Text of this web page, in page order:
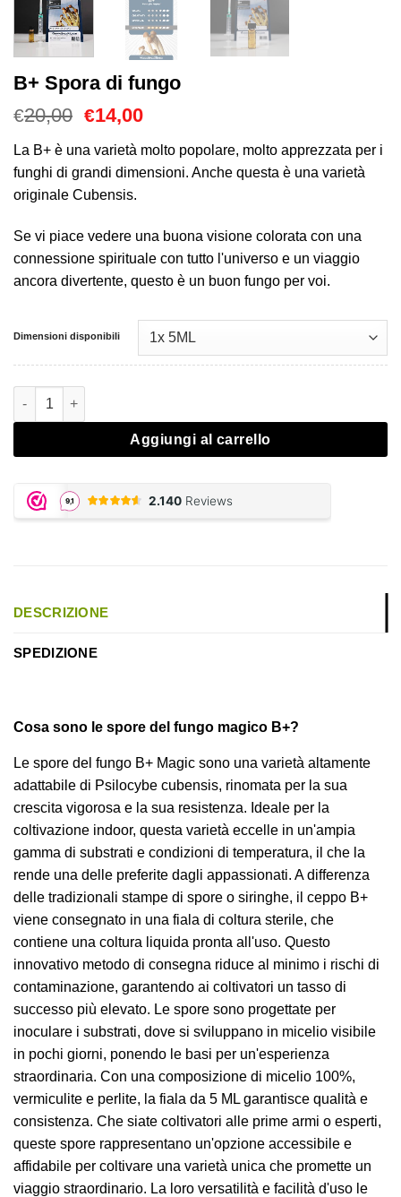
B+ Spora di fungo
€20,00 Il
originale
era:
€20,00.
€14,00Il
attuale
è:
La B+ è una varietà molto popolare, molto apprezzata per i
funghi di grandi dimensioni. Anche questa è una varietà
originale Cubensis.
Se vi piace vedere una buona visione colorata con una
connessione spirituale con tutto l'universo e un viaggio
ancora divertente, questo è un buon fungo per voi.
Dimensioni disponibili
Quantità B+ Mushroom Spore
Aggiungi al carrello
DESCRIZIONE
SPEDIZIONE
Cosa sono le spore del fungo magico B+?
Le spore del fungo B+ Magic sono una varietà altamente
adattabile di Psilocybe cubensis, rinomata per la sua
crescita vigorosa e la sua resistenza. Ideale per la
coltivazione indoor, questa varietà eccelle in un'ampia
gamma di substrati e condizioni di temperatura, il che la
rende una delle preferite dagli appassionati. A differenza
delle tradizionali stampe di spore o siringhe, il ceppo B+
viene consegnato in una fiala di coltura sterile, che
contiene una coltura liquida pronta all'uso. Questo
innovativo metodo di consegna riduce al minimo i rischi di
contaminazione, garantendo ai coltivatori un tasso di
successo più elevato. Le spore sono progettate per
inoculare i substrati, dove si sviluppano in micelio visibile
in pochi giorni, ponendo le basi per un'esperienza
straordinaria. Con una composizione di micelio 100%,
vermiculite e perlite, la fiala da 5 ML garantisce qualità e
consistenza. Che siate coltivatori alle prime armi o esperti,
queste spore rappresentano un'opzione accessibile e
affidabile per coltivare una varietà unica che promette un
viaggio straordinario. La loro versatilità e facilità d'uso le